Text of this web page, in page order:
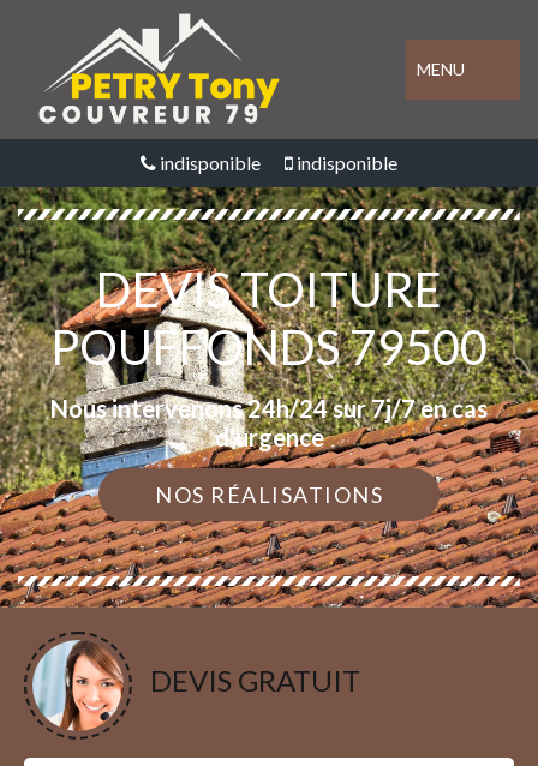
MENU
indisponible indisponible
DEVIS TOITURE
POUFFONDS 79500
Nous intervenons 24h/24 sur 7j/7 en cas
d'urgence
NOS RÉALISATIONS
DEVIS GRATUIT